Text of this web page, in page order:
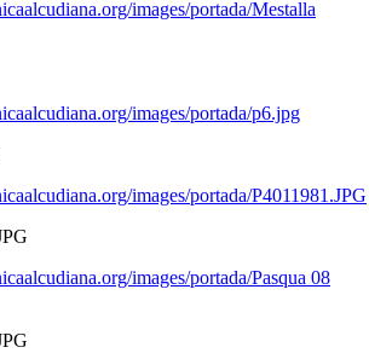
images/portada/Mestalla
images/portada/p6.jpg
images/portada/P4011981.JPG
images/portada/Pasqua 08